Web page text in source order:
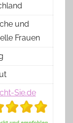
und
Frauen
Sie.de